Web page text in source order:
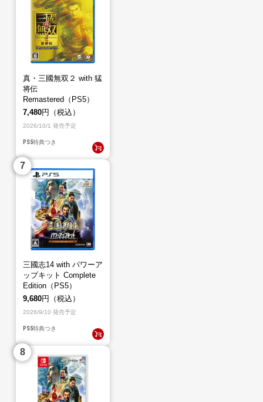
真・三國無双２ with 猛
将伝
Remastered（PS5）
7,480円（税込）
2026/10/1 発売予定
PS5特典つき
三國志14 with パワーア
ップキット Complete
Edition（PS5）
9,680円（税込）
2026/9/10 発売予定
PS5特典つき